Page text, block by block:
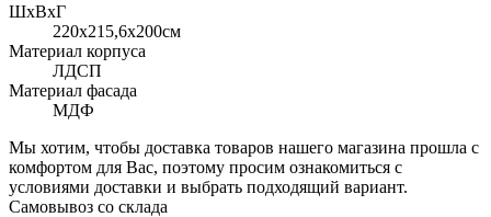
ШхВхГ
220x215,6х200см
Материал корпуса
ЛДСП
Материал фасада
МДФ
Мы хотим, чтобы доставка товаров нашего магазина прошла с
комфортом для Вас, поэтому просим ознакомиться с
условиями доставки и выбрать подходящий вариант.
Самовывоз со склада